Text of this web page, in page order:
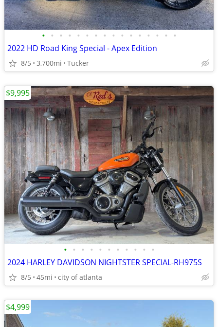
• • • • • • • • • • • • • • • •
2022 HD Road King Special - Apex Edition
8/5 3,700mi Tucker
• • • • • • • • • • •
2024 HARLEY DAVIDSON NIGHTSTER SPECIAL-RH975S
8/5 45mi city of atlanta
$9,995
$4,999